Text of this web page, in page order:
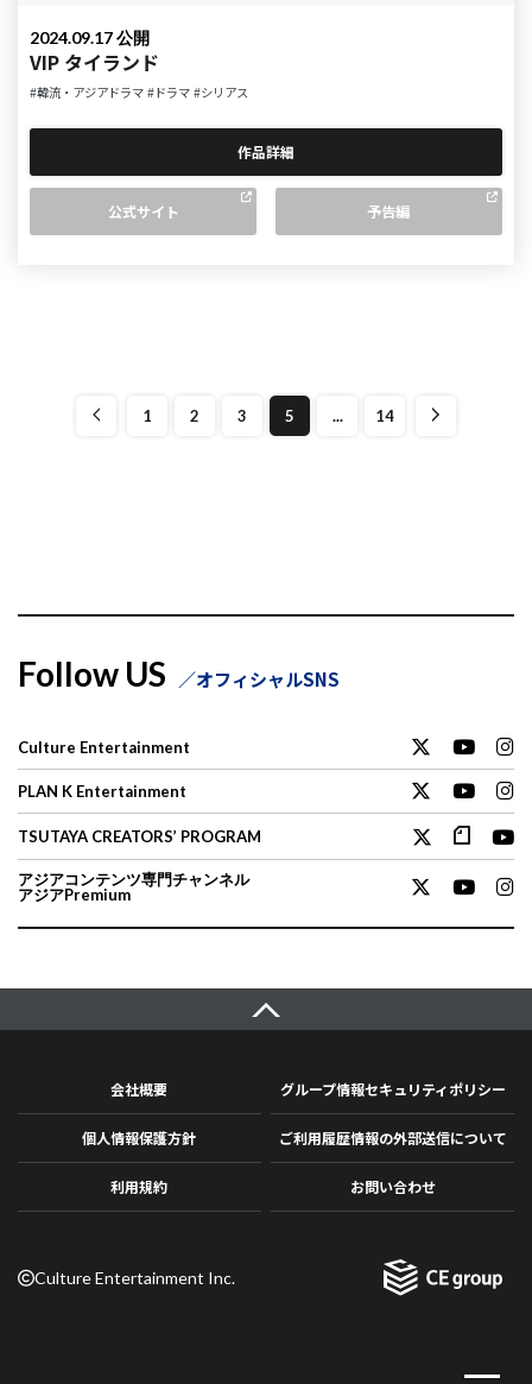
2024.09.17 公開
VIP タイランド
#韓流・アジアドラマ #ドラマ #シリアス
作品詳細
公式サイト 予告編
1 2 3 5 ... 14
Follow US オフィシャルSNS
Culture Entertainment
PLAN K Entertainment
TSUTAYA CREATORS’ PROGRAM
アジアコンテンツ専門チャンネル
アジアPremium
会社概要 グループ情報セキュリティポリシー
個人情報保護方針 ご利用履歴情報の外部送信について
利用規約 お問い合わせ
Culture Entertainment Inc.